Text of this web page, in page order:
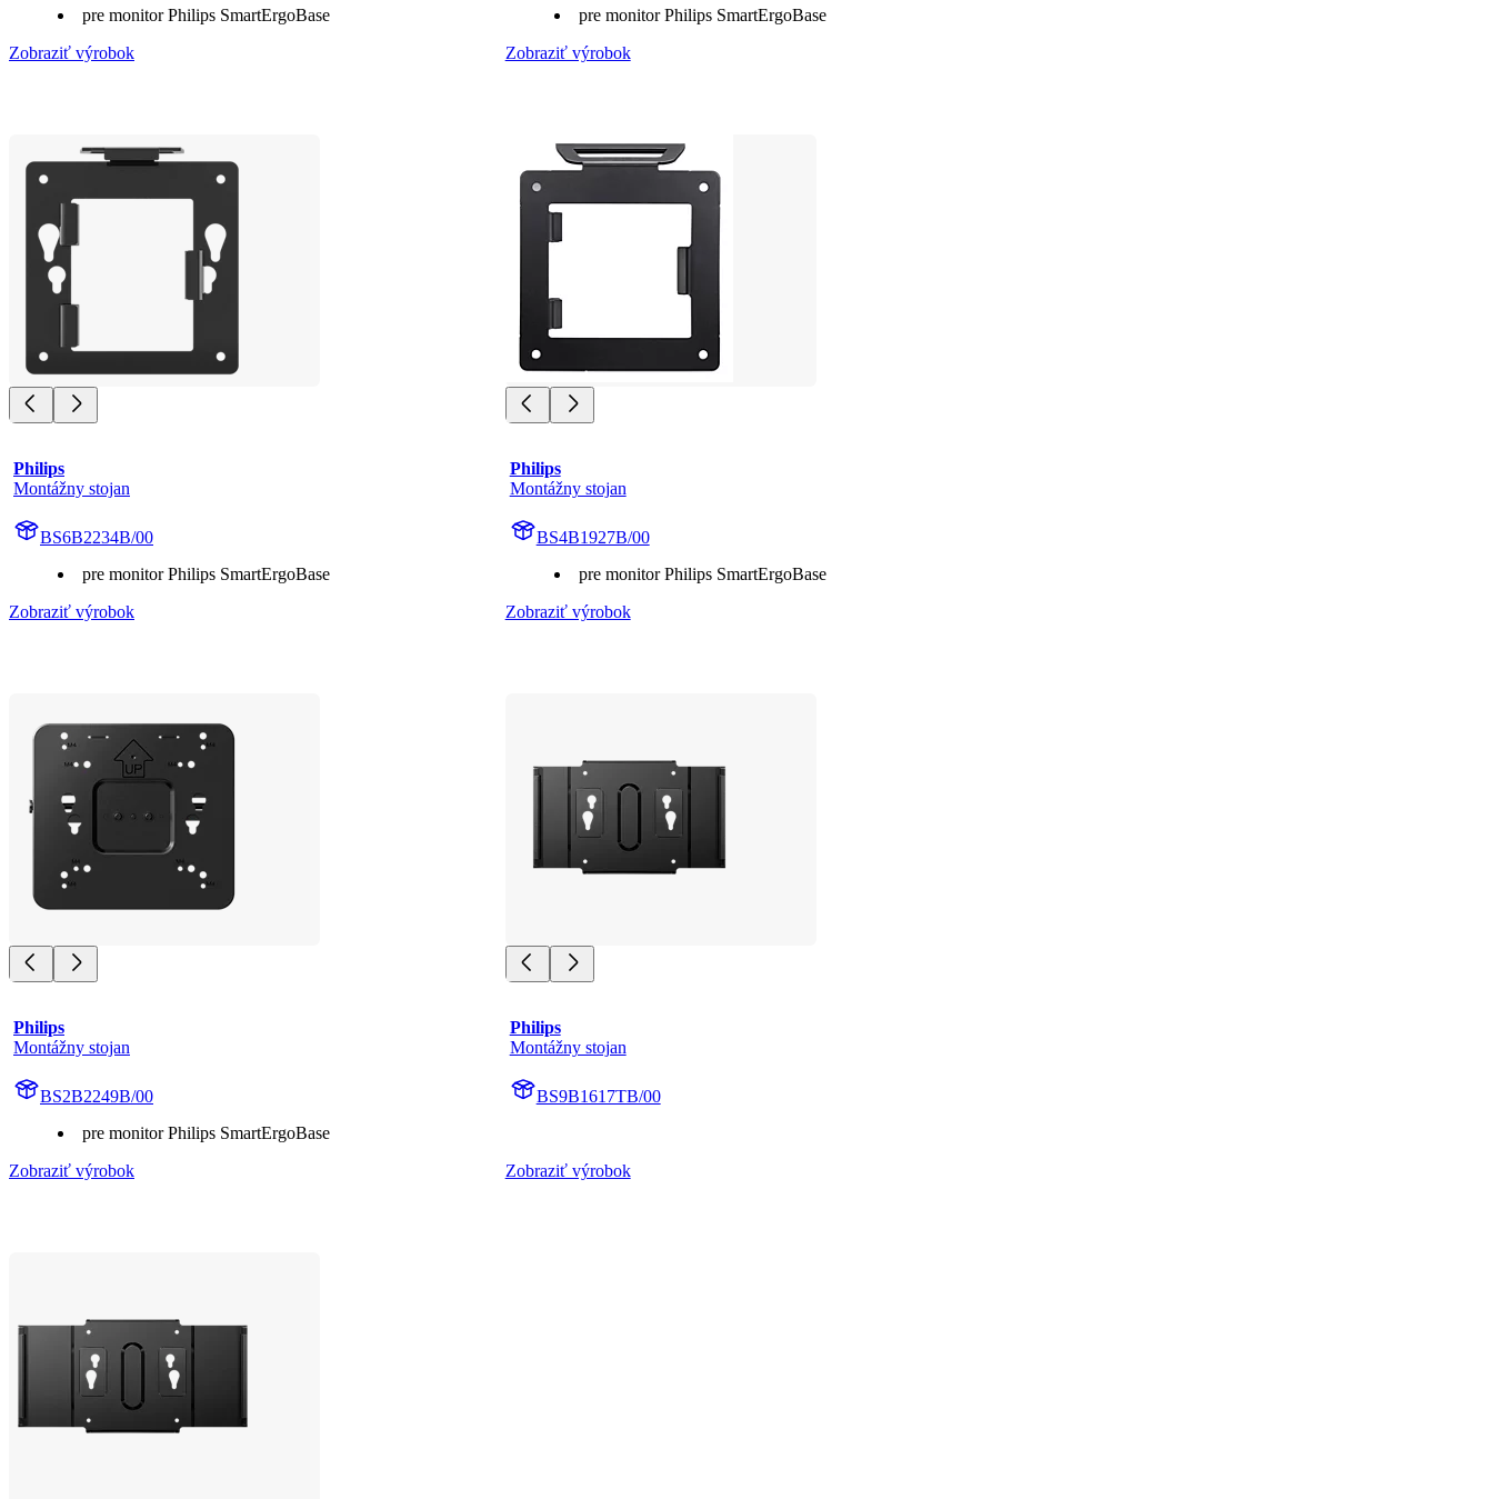
pre monitor Philips SmartErgoBase
Zobraziť výrobok
pre monitor Philips SmartErgoBase
Zobraziť výrobok
Philips
Montážny stojan
BS6B2234B/00
pre monitor Philips SmartErgoBase
Zobraziť výrobok
Philips
Montážny stojan
BS4B1927B/00
pre monitor Philips SmartErgoBase
Zobraziť výrobok
Philips
Montážny stojan
BS2B2249B/00
pre monitor Philips SmartErgoBase
Zobraziť výrobok
Philips
Montážny stojan
BS9B1617TB/00
Zobraziť výrobok